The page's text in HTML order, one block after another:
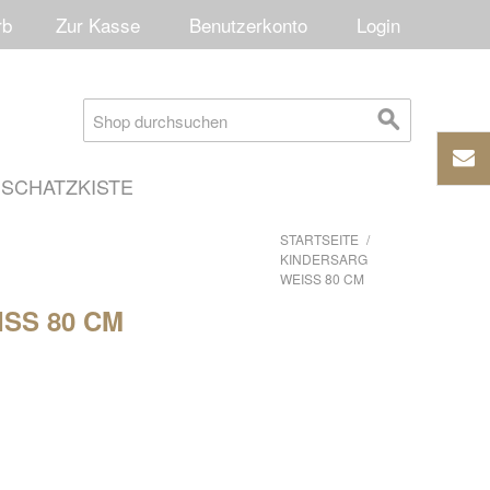
Zur Kasse Benutzerkonto Login
SCHATZKISTE
STARTSEITE /
KINDERSARG
WEISS 80 CM
80 CM